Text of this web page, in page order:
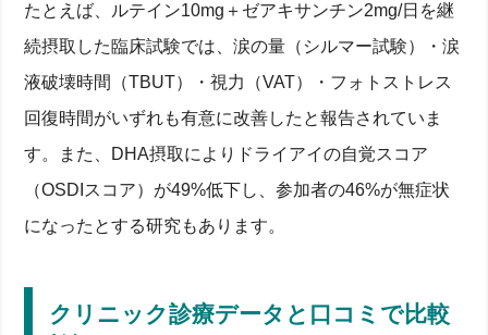
たとえば、ルテイン10mg＋ゼアキサンチン2mg/日を継
続摂取した臨床試験では、涙の量（シルマー試験）・涙
液破壊時間（TBUT）・視力（VAT）・フォトストレス
回復時間がいずれも有意に改善したと報告されていま
す。また、DHA摂取によりドライアイの自覚スコア
（OSDIスコア）が49%低下し、参加者の46%が無症状
になったとする研究もあります。
クリニック診療データと口コミで比較